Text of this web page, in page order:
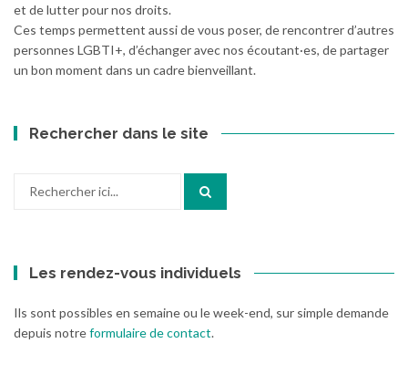
et de lutter pour nos droits.
Ces temps permettent aussi de vous poser, de rencontrer d’autres
personnes LGBTI+, d’échanger avec nos écoutant·es, de partager
un bon moment dans un cadre bienveillant.
Rechercher dans le site
Les rendez-vous individuels
Ils sont possibles en semaine ou le week-end, sur simple demande
depuis notreformulaire de contact.